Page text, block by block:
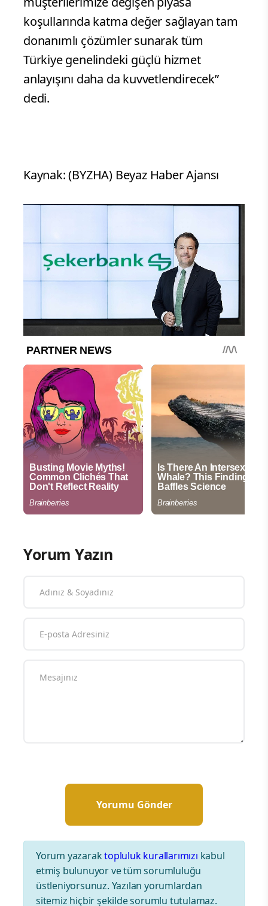
koşullarında katma değer sağlayan tam
donanımlı çözümler sunarak tüm
Türkiye genelindeki güçlü hizmet
anlayışını daha da kuvvetlendirecek”
dedi.
Kaynak: (BYZHA) Beyaz Haber Ajansı
Yorum Yazın
Yorum yazaraktopluluk kurallarımızı kabul
etmiş bulunuyor ve tüm sorumluluğu
üstleniyorsunuz. Yazılan yorumlardan
sitemiz hiçbir şekilde sorumlu tutulamaz.